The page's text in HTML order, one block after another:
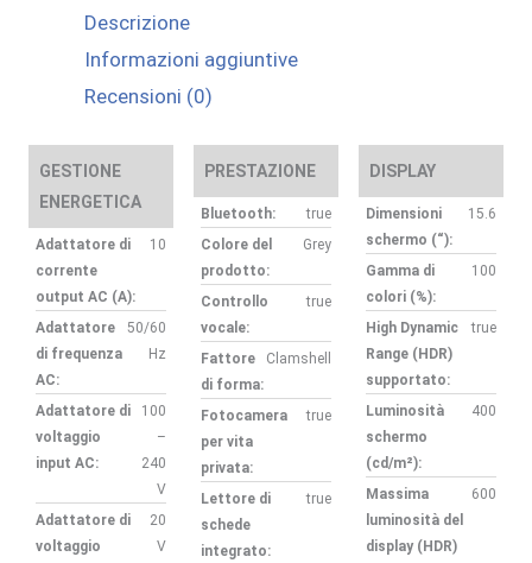
Descrizione
Informazioni aggiuntive
Recensioni (0)
GESTIONE
ENERGETICA
Adattatore di
corrente
output AC (A):
10
Adattatore
di frequenza
AC:
50/60
Hz
Adattatore di
voltaggio
input AC:
100
–
240
V
Adattatore di
voltaggio
20
V
PRESTAZIONE
Bluetooth:
true
Colore del
prodotto:
Grey
Controllo
vocale:
true
Fattore
di forma:
Clamshell
Fotocamera
per vita
privata:
true
Lettore di
schede
integrato:
true
DISPLAY
Dimensioni
schermo (“):
15.6
Gamma di
colori (%):
100
High Dynamic
Range (HDR)
supportato:
true
Luminosità
schermo
(cd/m²):
400
Massima
luminosità del
display (HDR)
600